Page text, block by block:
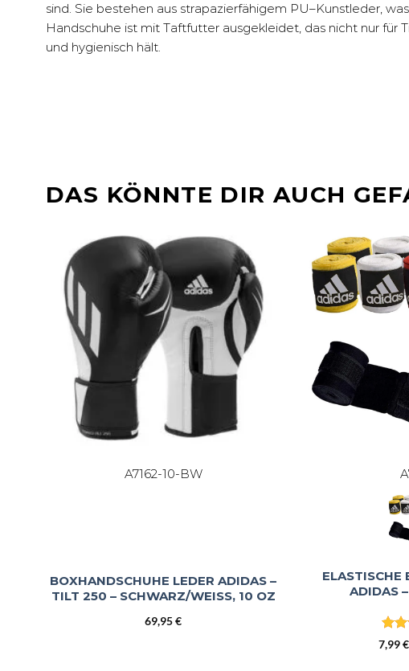
sind. Sie bestehen aus strapazierfähigem PU–Kunstleder,
Handschuhe ist mit Taftfutter ausgekleidet, das nicht nur
und hygienisch hält.
DAS KÖNNTE DIR AUCH
A7162-10-BW
BOXHANDSCHUHE LEDER ADIDAS –
TILT 250 – SCHWARZ/WEISS, 10 OZ
69,95€
ELASTISCHE
ADIDAS
7,99€